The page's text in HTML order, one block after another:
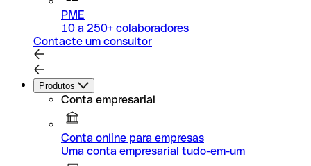
PME
10 a 250+ colaboradores
Contacte um consultor
Produtos
Conta empresarial
Conta online para empresas
Uma conta empresarial tudo-em-um